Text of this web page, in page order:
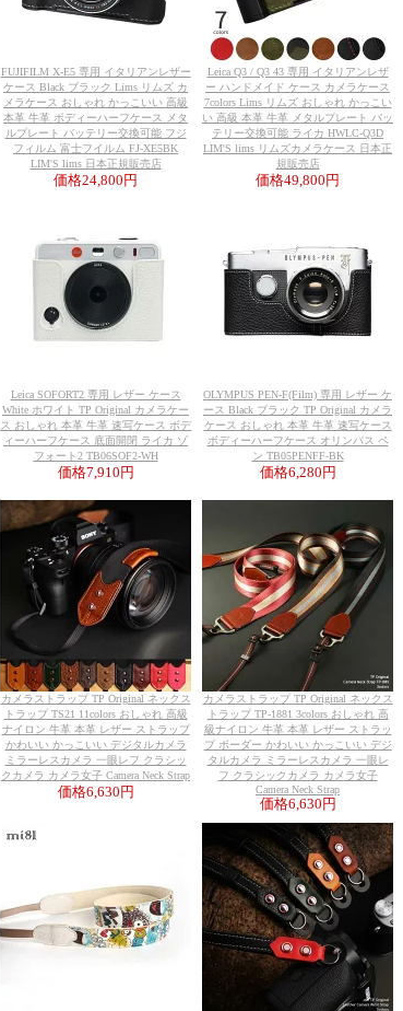
FUJIFILM X-E5 専用 イタリアンレザー
ケース Black ブラック Lims リムズ カ
メラケース おしゃれ かっこいい 高級
本革 牛革 ボディーハーフケース メタ
ルプレート バッテリー交換可能 フジ
フィルム 富士フイルム FJ-XE5BK
LIM'S lims 日本正規販売店
価格24,800円
Leica Q3 / Q3 43 専用 イタリアンレザ
ー ハンドメイド ケース カメラケース
7colors Lims リムズ おしゃれ かっこい
い 高級 本革 牛革 メタルプレート バッ
テリー交換可能 ライカ HWLC-Q3D
LIM'S lims リムズカメラケース 日本正
規販売店
価格49,800円
Leica SOFORT2 専用 レザー ケース
White ホワイト TP Original カメラケー
ス おしゃれ 本革 牛革 速写ケース ボデ
ィーハーフケース 底面開閉 ライカ ゾ
フォート2 TB06SOF2-WH
価格7,910円
OLYMPUS PEN-F(Film) 専用 レザー ケ
ース Black ブラック TP Original カメラ
ケース おしゃれ 本革 牛革 速写ケース
ボディーハーフケース オリンパス ペ
ン TB05PENFF-BK
価格6,280円
カメラストラップ TP Original ネックス
トラップ TS21 11colors おしゃれ 高級
ナイロン 牛革 本革 レザー ストラップ
かわいい かっこいい デジタルカメラ
ミラーレスカメラ 一眼レフ クラシッ
クカメラ カメラ女子 Camera Neck Strap
価格6,630円
カメラストラップ TP Original ネックス
トラップ TP-1881 3colors おしゃれ 高
級ナイロン 牛革 本革 レザー ストラッ
プ ボーダー かわいい かっこいい デジ
タルカメラ ミラーレスカメラ 一眼レ
フ クラシックカメラ カメラ女子
Camera Neck Strap
価格6,630円